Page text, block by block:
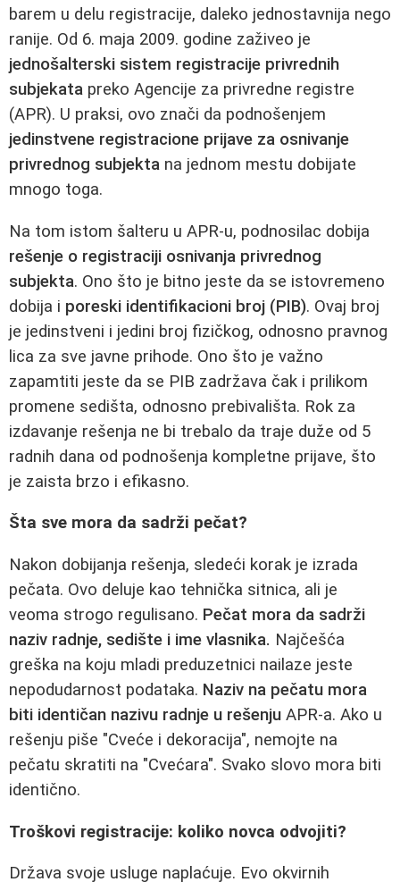
barem u delu registracije, daleko jednostavnija nego
ranije. Od 6. maja 2009. godine zaživeo je
jednošalterski sistem registracije privrednih
subjekata preko Agencije za privredne registre
(APR). U praksi, ovo znači da podnošenjem
jedinstvene registracione prijave za osnivanje
privrednog subjekta na jednom mestu dobijate
mnogo toga.
Na tom istom šalteru u APR-u, podnosilac dobija
rešenje o registraciji osnivanja privrednog
subjekta. Ono što je bitno jeste da se istovremeno
dobija i poreski identifikacioni broj (PIB). Ovaj broj
je jedinstveni i jedini broj fizičkog, odnosno pravnog
lica za sve javne prihode. Ono što je važno
zapamtiti jeste da se PIB zadržava čak i prilikom
promene sedišta, odnosno prebivališta. Rok za
izdavanje rešenja ne bi trebalo da traje duže od 5
radnih dana od podnošenja kompletne prijave, što
je zaista brzo i efikasno.
Šta sve mora da sadrži pečat?
Nakon dobijanja rešenja, sledeći korak je izrada
pečata. Ovo deluje kao tehnička sitnica, ali je
veoma strogo regulisano. Pečat mora da sadrži
naziv radnje, sedište i ime vlasnika. Najčešća
greška na koju mladi preduzetnici nailaze jeste
nepodudarnost podataka. Naziv na pečatu mora
biti identičan nazivu radnje u rešenju APR-a. Ako u
rešenju piše "Cveće i dekoracija", nemojte na
pečatu skratiti na "Cvećara". Svako slovo mora biti
identično.
Troškovi registracije: koliko novca odvojiti?
Država svoje usluge naplaćuje. Evo okvirnih